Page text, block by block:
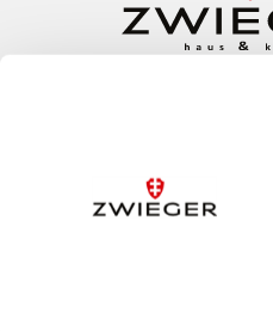
+48 22